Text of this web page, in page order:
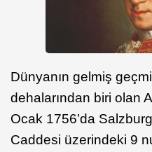
Dünyanın gelmiş
dehalarından biri olan
Ocak 1756’da
Caddesi üzerindeki 9